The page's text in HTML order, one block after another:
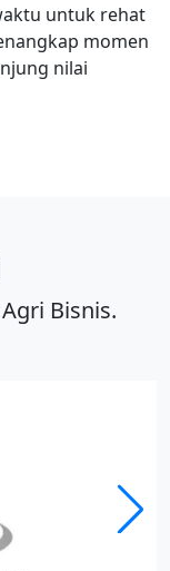
untuk rehat
momen
nilai
Bisnis.